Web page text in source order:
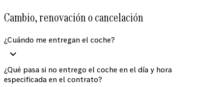
Cambio, renovación o cancelación
¿Cuándo me entregan el coche?
¿Qué pasa si no entrego el coche en el día y hora
especificada en el contrato?